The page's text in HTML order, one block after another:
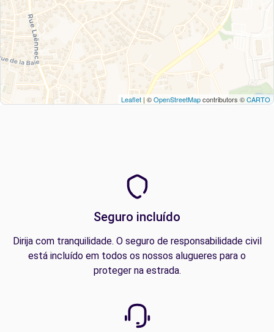
Leaflet | ©OpenStreetMapcontributors ©CARTO
Seguro incluído
Dirija com tranquilidade. O seguro de responsabilidade civil
está incluído em todos os nossos alugueres para o
proteger na estrada.